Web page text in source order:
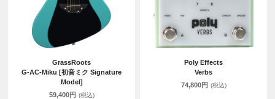
GrassRoots
G-AC-Miku [初音ミク Signature
Model]
59,400円 (税込)
Poly Effects
Verbs
74,800円 (税込)